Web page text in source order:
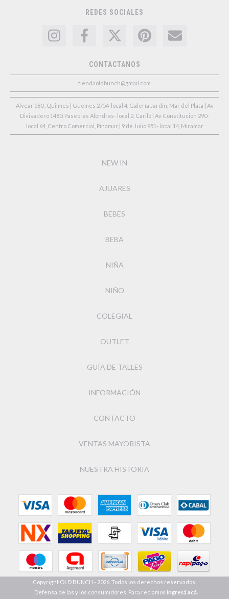
REDES SOCIALES
CONTACTANOS
tiendaoldbunch@gmail.com
Alvear 580 , Quilmes | Güemes 2754-local 4, Galería Jardín, Mar del Plata | Av
Divisadero 1480, Paseo las Alondras- local 2, Cariló | Av Constitución 290-
local 64, Centro Comercial, Pinamar | 9 de Julio 951- local 14, Miramar
NEW IN
AJUARES
BEBES
BEBA
NIÑA
NIÑO
COLEGIAL
OUTLET
GUÍA DE TALLES
INFORMACIÓN
CONTACTO
VENTAS MAYORISTA
NUESTRA HISTORIA
Copyright OLD BUNCH - 2026. Todos los derechos reservados.
Defensa de las y los consumidores. Para reclamos ingresá acá.